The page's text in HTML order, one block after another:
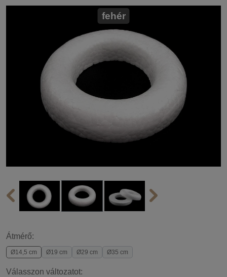
fehér
Átmérő:
Ø14,5 cm Ø19 cm Ø29 cm Ø35 cm
Válasszon változatot: